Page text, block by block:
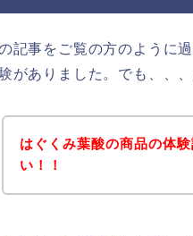
記事をご覧の方のように
がありました。でも、、、
はぐくみ葉酸の商品の体
い！！